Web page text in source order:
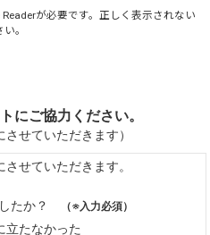
が必要です。正しく表示されない
。